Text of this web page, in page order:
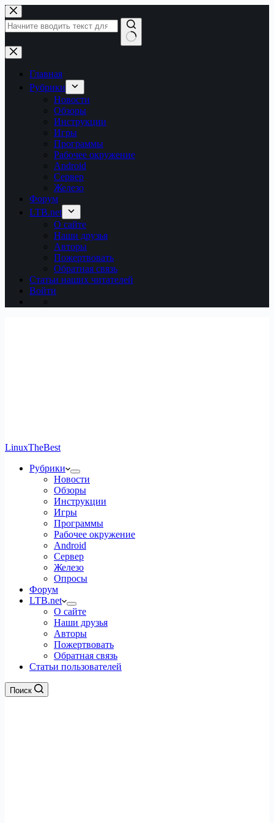
Перейти
к
сути
Ничего
не
найденоГлавная
Рубрики
Новости
Обзоры
Инструкции
Игры
Программы
Рабочее окружение
Android
Сервер
Железо
Форум
LTB.net
О сайте
Наши друзья
Авторы
Пожертвовать
Обратная связь
Статьи наших читателей
Войти
LinuxTheBest
Рубрики
Новости
Обзоры
Инструкции
Игры
Программы
Рабочее окружение
Android
Сервер
Железо
Опросы
Форум
LTB.net
О сайте
Наши друзья
Авторы
Пожертвовать
Обратная связь
Статьи пользователей
Поиск